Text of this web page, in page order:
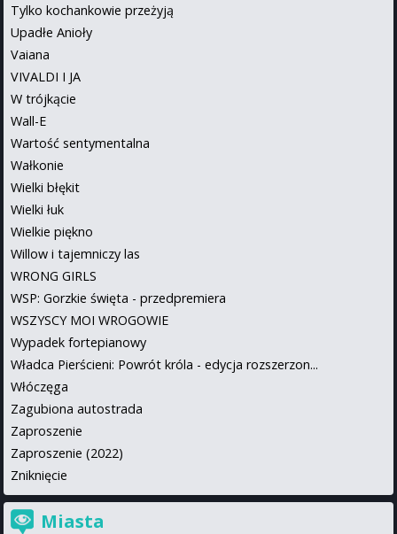
Tylko kochankowie przeżyją
Upadłe Anioły
Vaiana
VIVALDI I JA
W trójkącie
Wall-E
Wartość sentymentalna
Wałkonie
Wielki błękit
Wielki łuk
Wielkie piękno
Willow i tajemniczy las
WRONG GIRLS
WSP: Gorzkie święta - przedpremiera
WSZYSCY MOI WROGOWIE
Wypadek fortepianowy
Władca Pierścieni: Powrót króla - edycja rozszerzon...
Włóczęga
Zagubiona autostrada
Zaproszenie
Zaproszenie (2022)
Zniknięcie
Miasta